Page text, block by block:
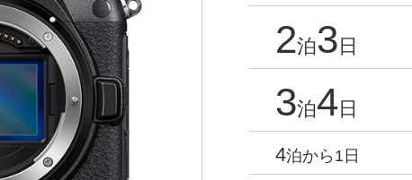
2泊3 日
3泊4 日
4泊から1日